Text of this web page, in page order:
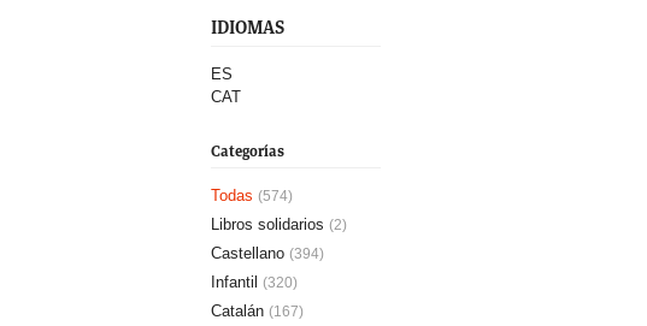
IDIOMAS
ES
CAT
Categorías
Todas (574)
Libros solidarios (2)
Castellano (394)
Infantil (320)
Catalán (167)